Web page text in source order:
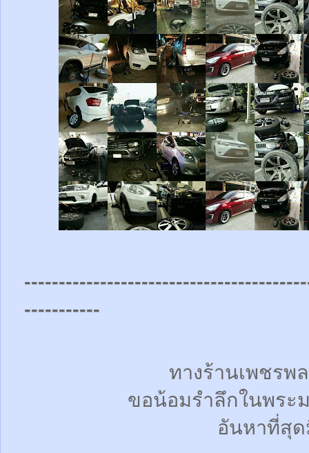
-----------
ทางร้านเพชรพ
ขอน้อมรำลึกในพร
อันหาที่สุ